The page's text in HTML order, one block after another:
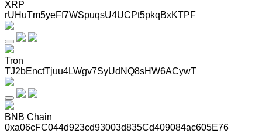
XRP
rUHuTm5yeFf7WSpuqsU4UCPt5pkqBxKTPF
Tron
TJ2bEnctTjuu4LWgv7SyUdNQ8sHW6ACywT
BNB Chain
0xa06cFC044d923cd93003d835Cd409084ac605E76